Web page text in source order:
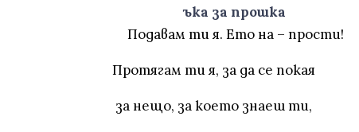
ъка за прошка
Подавам ти я. Ето на – прости!
Протягам ти я, за да се покая
за нещо, за което знаеш ти,